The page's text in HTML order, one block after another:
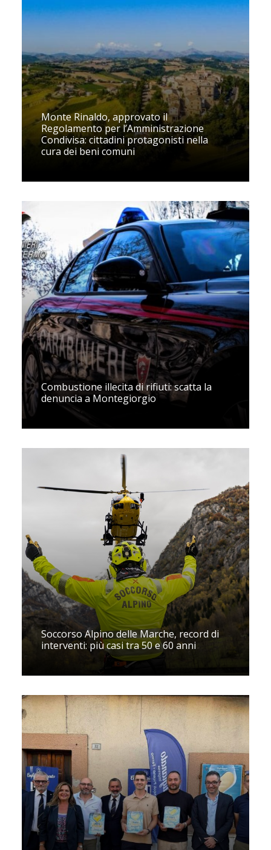
Monte Rinaldo, approvato il
Regolamento per l’Amministrazione
Condivisa: cittadini protagonisti nella
cura dei beni comuni
Combustione illecita di rifiuti: scatta la
denuncia a Montegiorgio
Soccorso Alpino delle Marche, record di
interventi: più casi tra 50 e 60 anni